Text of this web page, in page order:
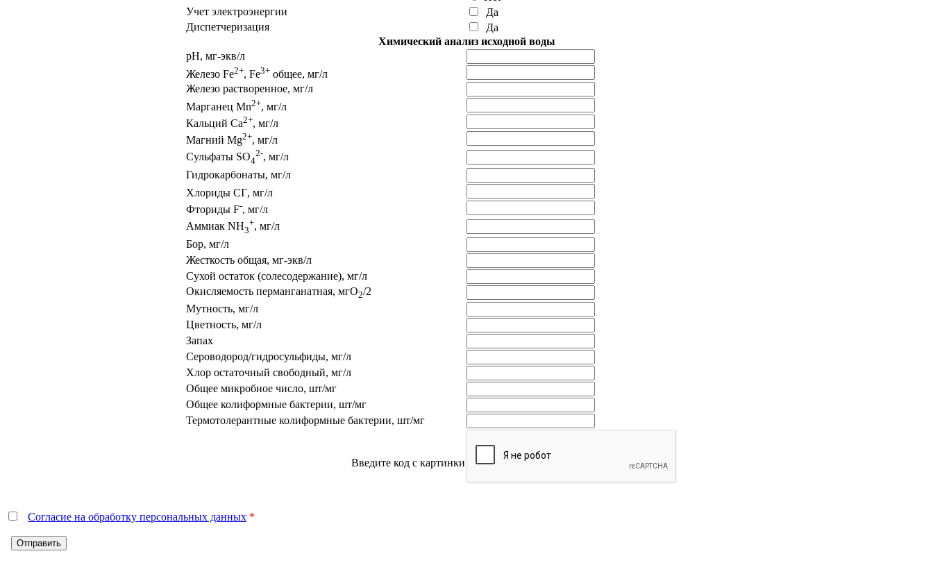
Учет электроэнергии
Да
Диспетчеризация
Да
Химический анализ исходной воды
pH, мг-экв/л
Железо Fe2+, Fe3+ общее, мг/л
Железо растворенное, мг/л
Марганец Mn2+, мг/л
Кальций Ca2+, мг/л
Магний Mg2+, мг/л
Сульфаты SO4
2-, мг/л
Гидрокарбонаты, мг/л
Хлориды CI-, мг/л
Фториды F-, мг/л
Аммиак NH3
+, мг/л
Бор, мг/л
Жесткость общая, мг-экв/л
Сухой остаток (солесодержание), мг/л
Окисляемость перманганатная, мгО2/2
Мутность, мг/л
Цветность, мг/л
Запах
Сероводород/гидросульфиды, мг/л
Хлор остаточный свободный, мг/л
Общее микробное число, шт/мг
Общее колиформные бактерии, шт/мг
Термотолерантные колиформные бактерии, шт/мг
Введите код с картинки
Согласие на обработку персональных данных *